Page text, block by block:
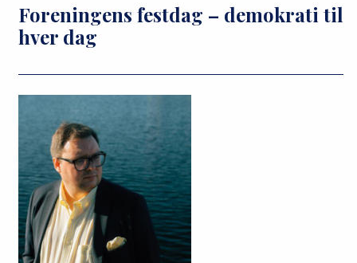
Foreningens festdag – demokrati til
hver dag